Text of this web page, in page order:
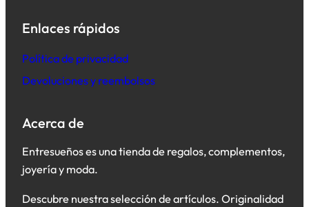
Enlaces rápidos
Política de privacidad
Devoluciones y reembolsos
Acerca de
Entresueños es una tienda de regalos, complementos,
joyería y moda.
Descubre nuestra selección de artículos. Originalidad